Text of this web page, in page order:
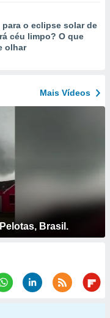
para o eclipse solar de
céu limpo? O que
olhar
Mais Vídeos
Brasil.